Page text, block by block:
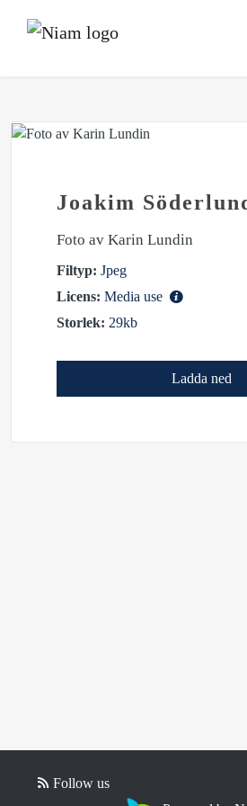
Joakim
Foto av Karin Lundin
Filtyp: Jpeg
Licens: Media use
Storlek: 29kb
Ladda ned
Follow us